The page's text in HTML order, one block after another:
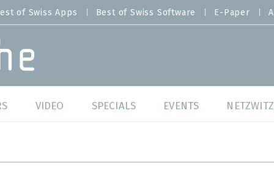
of Swiss Apps Best of Swiss Software E-Paper
VIDEO SPECIALS EVENTS